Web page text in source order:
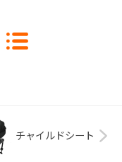
チャイルドシート